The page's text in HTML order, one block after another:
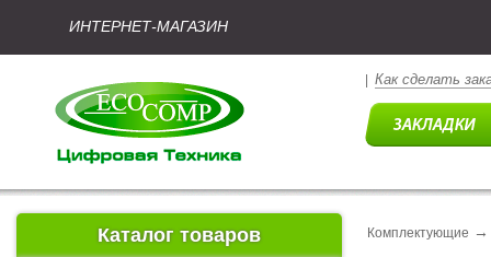
ИНТЕРНЕТ-МАГАЗИН
Как сделать
Каталог товаров Комплектующие →